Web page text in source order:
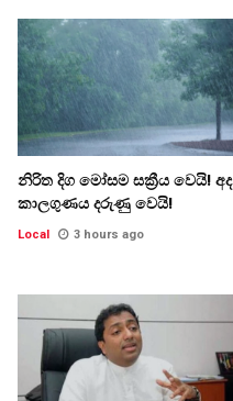
නිරිත දිග මෝසම සක්‍රීය වෙයි! අද
කාලගුණය දරුණු වෙයි!
Local 3 hours ago